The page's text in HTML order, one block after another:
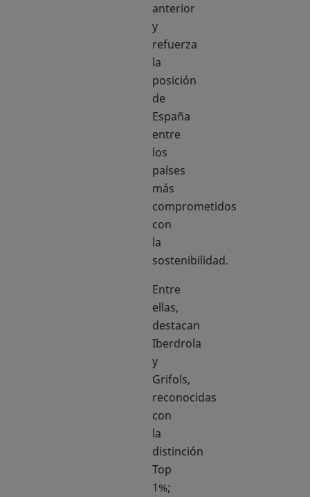
anterior
y
refuerza
la
posición
de
España
entre
los
países
más
comprometidos
con
la
sostenibilidad.
Entre
ellas,
destacan
Iberdrola
y
Grifols,
reconocidas
con
la
distinción
Top
1%;